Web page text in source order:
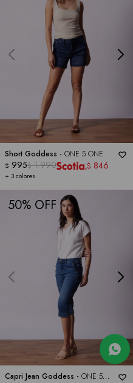
Short Goddess - ONE 5 ONE
+ 3 colores
$ 995$ 1.990 $ 846
50
Capri Jean Goddess - ONE 5